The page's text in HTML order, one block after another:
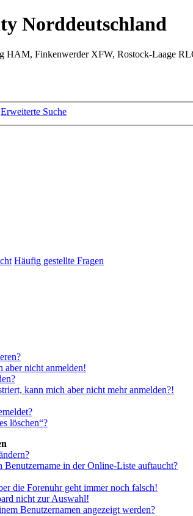
Norddeutschland
HAM, Finkenwerder XFW, Rostock-Laage
Erweiterte Suche
Häufig gestellte Fragen
aber nicht anmelden!
kann mich aber nicht mehr anmelden?!
löschen“?
Benutzername in der Online-Liste auftaucht?
die Forenuhr geht immer noch falsch!
nicht zur Auswahl!
Benutzernamen angezeigt werden?